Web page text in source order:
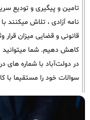
تامین و پیگیری و تودیع
نامه آزادی ، تلاش میکنند با
قانونی و قضایی میزان
کاهش دهیم. شما
در دولت‌آباد با شماره
سوالات خود را مستقیما